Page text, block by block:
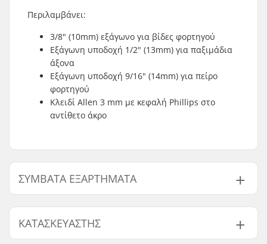
Περιλαμβάνει:
3/8" (10mm) εξάγωνο για βίδες φορτηγού
Εξάγωνη υποδοχή 1/2" (13mm) για παξιμάδια
άξονα
Εξάγωνη υποδοχή 9/16" (14mm) για πείρο
φορτηγού
Κλειδί Allen 3 mm με κεφαλή Phillips στο
αντίθετο άκρο
ΣΥΜΒΑΤΆ ΕΞΑΡΤΉΜΑΤΑ
Βρείτε προϊόντα συμβατά με SkatePro Skate Tool:
ΚΑΤΑΣΚΕΥΑΣΤΉΣ